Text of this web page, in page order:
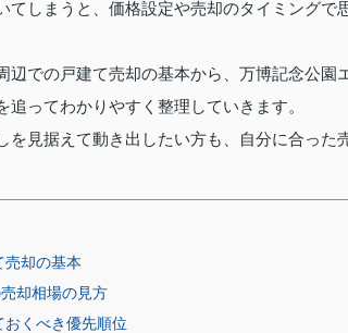
てしまうと、価格設定や売却のタイミングで
辺での戸建て売却の基本から、万博記念公園
ってわかりやすく整理していきます。
を見据えて動き出したい方も、自分に合った
売却の基本
却相場の見方
おくべき優先順位